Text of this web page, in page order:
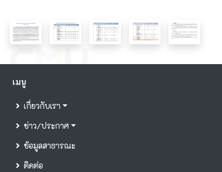
เมนู
เกี่ยวกับเรา
ข่าว/ประกาศ
ข้อมูลสาธารณะ
ติดต่อ